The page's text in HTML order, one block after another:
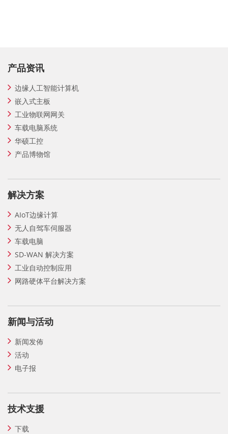
产品资讯
边缘人工智能计算机
嵌入式主板
工业物联网网关
车载电脑系统
华硕工控
产品博物馆
解决方案
AIoT边缘计算
无人自驾车伺服器
车载电脑
SD-WAN 解决方案
工业自动控制应用
网路硬体平台解决方案
新闻与活动
新闻发佈
活动
电子报
技术支援
下载